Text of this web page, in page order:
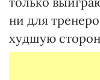
ни для
худшую